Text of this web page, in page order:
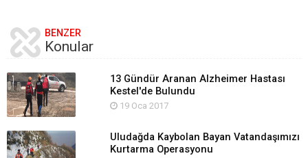
BENZER
Konular
13 Gündür Aranan Alzheimer Hastası
Kestel'de Bulundu
19 Oca 2017
Uludağda Kaybolan Bayan Vatandaşımızı
Kurtarma Operasyonu